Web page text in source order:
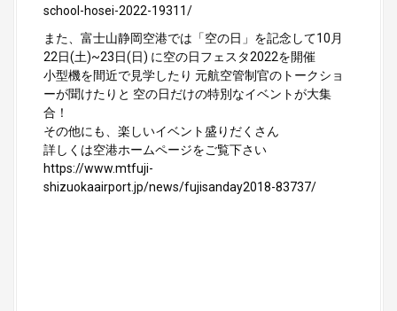
school-hosei-2022-19311/
また、富士山静岡空港では「空の日」を記念して10月
22日(土)~23日(日) に空の日フェスタ2022を開催
小型機を間近で見学したり 元航空管制官のトークショ
ーが聞けたりと 空の日だけの特別なイベントが大集
合！
その他にも、楽しいイベント盛りだくさん
詳しくは空港ホームページをご覧下さい
https://www.mtfuji-
shizuokaairport.jp/news/fujisanday2018-83737/